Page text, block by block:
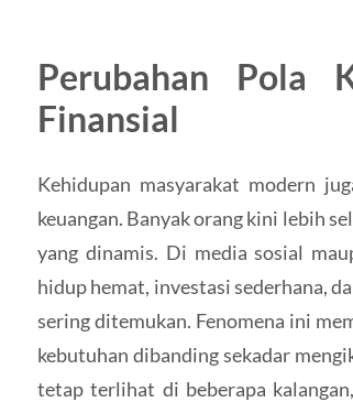
Perubahan Pola
Finansial
Kehidupan masyarakat modern
keuangan. Banyak orang kini lebih
yang dinamis. Di media sosial
hidup hemat, investasi sederhana,
sering ditemukan. Fenomena ini
kebutuhan dibanding sekadar
tetap terlihat di beberapa